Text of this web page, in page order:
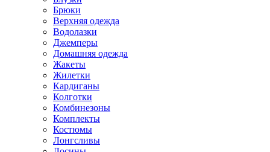
Брюки
Верхняя одежда
Водолазки
Джемперы
Домашняя одежда
Жакеты
Жилетки
Кардиганы
Колготки
Комбинезоны
Комплекты
Костюмы
Лонгсливы